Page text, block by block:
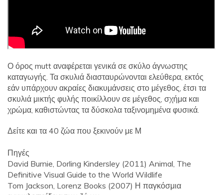
Ο όρος mutt αναφέρεται γενικά σε σκύλο άγνωστης
καταγωγής. Τα σκυλιά διασταυρώνονται ελεύθερα, εκτός
εάν υπάρχουν ακραίες διακυμάνσεις στο μέγεθος, έτσι τα
σκυλιά μικτής φυλής ποικίλλουν σε μέγεθος, σχήμα και
χρώμα, καθιστώντας τα δύσκολα ταξινομημένα φυσικά.
Δείτε και τα 40 ζώα που ξεκινούν με Μ
Πηγές
David Burnie, Dorling Kindersley (2011) Animal, The
Definitive Visual Guide to the World Wildlife
Tom Jackson, Lorenz Books (2007) Η παγκόσμια